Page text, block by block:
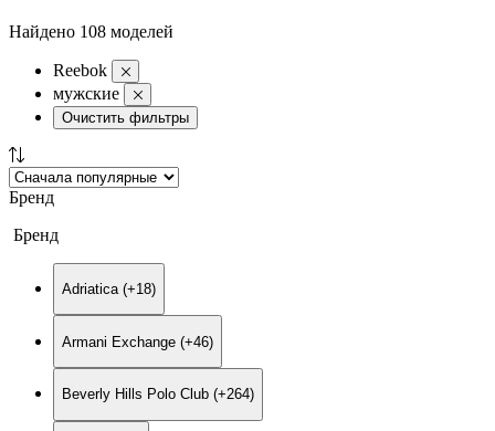
Найдено 108 моделей
Reebok
мужские
Очистить фильтры
Бренд
Бренд
Adriatica (+18)
Armani Exchange (+46)
Beverly Hills Polo Club (+264)